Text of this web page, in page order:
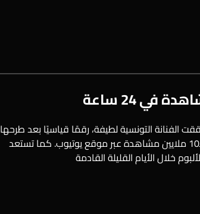
يحقق 10 ملايين مشاهدة في 24 ساعة حققت الفنانة التونسية لطيفة، رقمًا قياسيًا بعد طرحها
ميني ألبوم لطيفة 2022، بـ24 ساعة فقط، حيث كسرت حاجز الـ10 ملايين مشاهدة عبر موقع يوتيوب. كما تستعد